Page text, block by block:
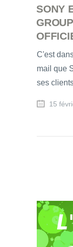
SONY
C'est
mail que
ses
15